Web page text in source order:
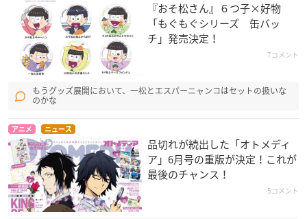
『おそ松さん』６つ子×好物
「もぐもぐシリーズ 缶バッ
チ」発売決定！
7コメント
もうグッズ展開において、一松とエスパーニャンコはセットの扱いな
のかな
アニメ ニュース
品切れが続出した「オトメディ
ア」6月号の重版が決定！これが
最後のチャンス！
5コメント